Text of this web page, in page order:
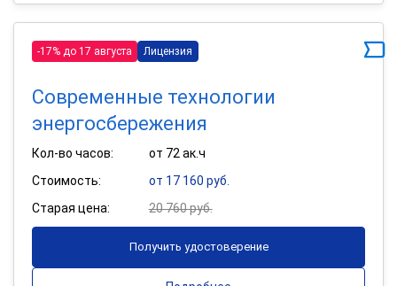
-17% до 17 августа Лицензия
Современные технологии
энергосбережения
Кол-во часов:
от 72 ак.ч
Стоимость:
от 17 160 руб.
Старая цена:
20 760 руб.
Получить удостоверение